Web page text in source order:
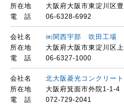
所在地
大阪府大阪市東淀川区
電 話
06-6328-6992
会社名
㈱関西宇部 吹田工場
所在地
大阪府大阪市東淀川区
電 話
06-6327-1000
会社名
北大阪菱光コンクリー
所在地
大阪府箕面市外院1-1-4
電 話
072-729-2041